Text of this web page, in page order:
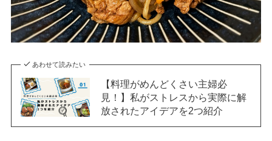
あわせて読みたい
【料理がめんどくさい主婦必
見！】私がストレスから実際に解
放されたアイデアを2つ紹介